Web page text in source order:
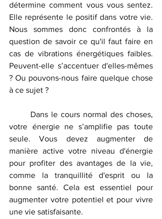
détermine comment vous vous sentez.
Elle représente le positif dans votre vie.
Nous sommes donc confrontés à la
question de savoir ce qu'il faut faire en
cas de vibrations énergétiques faibles.
Peuvent-elle s’accentuer d'elles-mêmes
? Ou pouvons-nous faire quelque chose
à ce sujet ?
votre énergie ne s’amplifie pas toute
seule. Vous devez augmenter de
manière active votre niveau d'énergie
pour profiter des avantages de la vie,
comme la tranquillité d'esprit ou la
bonne santé. Cela est essentiel pour
augmenter votre potentiel et pour vivre
une vie satisfaisante.